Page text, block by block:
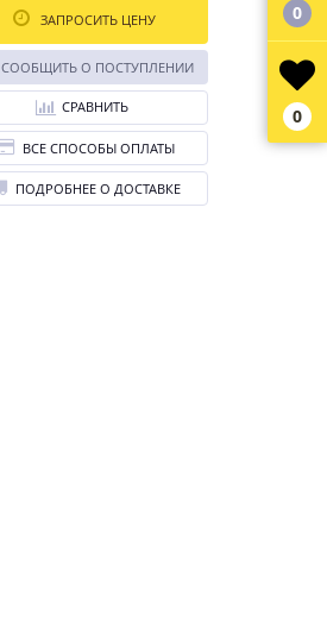
ЗАПРОСИТЬ ЦЕНУ
СООБЩИТЬ О ПОСТУПЛЕНИИ
СРАВНИТЬ
ВСЕ СПОСОБЫ ОПЛАТЫ
ПОДРОБНЕЕ О ДОСТАВКЕ
0
0